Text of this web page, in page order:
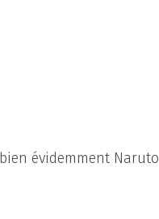
évidemment Naruto